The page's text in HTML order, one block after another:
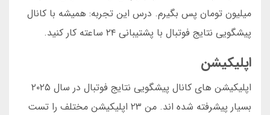
میلیون تومان پس بگیرم. درس این تجربه: همیشه با کانال
پیشگویی نتایج فوتبال با پشتیبانی ۲۴ ساعته کار کنید.
اپلیکیشن
اپلیکیشن های کانال پیشگویی نتایج فوتبال در سال ۲۰۲۵
بسیار پیشرفته شده اند. من ۲۳ اپلیکیشن مختلف را تست